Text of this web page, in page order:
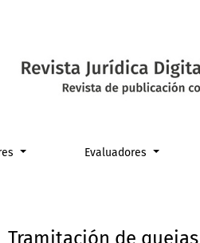
Evaluadores
Tramitación de